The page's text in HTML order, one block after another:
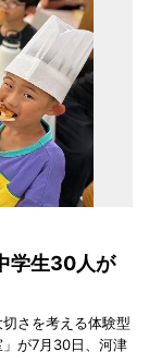
学生30人が
さを考える体験型
が7月30日、河津